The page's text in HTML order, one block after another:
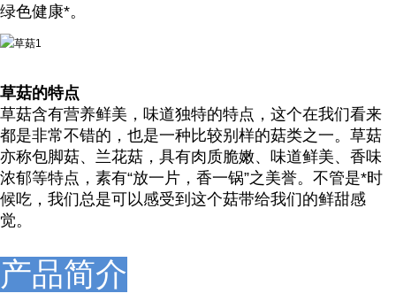
绿色健康*。
草菇的特点
草菇含有营养鲜美，味道独特的特点，这个在我们看来
都是非常不错的，也是一种比较别样的菇类之一。草菇
亦称包脚菇、兰花菇，具有肉质脆嫩、味道鲜美、香味
浓郁等特点，素有“放一片，香一锅”之美誉。不管是*时
候吃，我们总是可以感受到这个菇带给我们的鲜甜感
觉。
产品简介